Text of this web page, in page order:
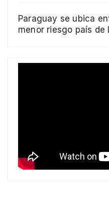
Paraguay se ubica
menor riesgo país de